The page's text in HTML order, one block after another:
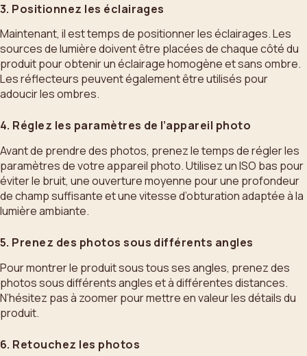
3. Positionnez les éclairages
Maintenant, il est temps de positionner les éclairages. Les
sources de lumière doivent être placées de chaque côté du
produit pour obtenir un éclairage homogène et sans ombre.
Les réflecteurs peuvent également être utilisés pour
adoucir les ombres.
4. Réglez les paramètres de l’appareil photo
Avant de prendre des photos, prenez le temps de régler les
paramètres de votre appareil photo. Utilisez un ISO bas pour
éviter le bruit, une ouverture moyenne pour une profondeur
de champ suffisante et une vitesse d’obturation adaptée à la
lumière ambiante.
5. Prenez des photos sous différents angles
Pour montrer le produit sous tous ses angles, prenez des
photos sous différents angles et à différentes distances.
N’hésitez pas à zoomer pour mettre en valeur les détails du
produit.
6. Retouchez les photos